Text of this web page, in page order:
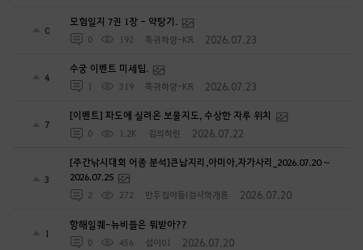
0
모험일지 7권 1장 - 약탕기.
0 192 흑귀하양-KR 2026.07.23
4
수궁 이벤트 미세팁.
1 319 흑귀하양-KR 2026.07.23
7
[이벤트] 파도에 실려온 보물지도, 수상한 자루 위치
0 1.2K 김의하린 2026.07.22
3
[주간낚시대회 어종 분석]큰납지리,아미아,자가사리_2026.07.20 ~
2026.07.25
2 272 만두집아들I검사학개론 2026.07.20
1
항해일퀘-뉴비들은 뭐받아??
0 456 섭이01 2026.07.20